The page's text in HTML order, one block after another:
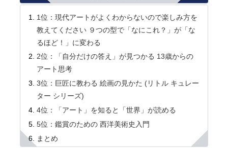
1位：現代アートがよくわからないので楽しみ方を
教えてください ９つの型で「なにこれ？」が「な
るほど！」に変わる
2位：「自分だけの答え」が見つかる 13歳からの
アート思考
3位：巨匠に教わる 絵画の見かた (リトル キュレー
ター シリーズ)
4位：「アート」を知ると「世界」が読める
5位：鑑賞のための 西洋美術史入門
まとめ